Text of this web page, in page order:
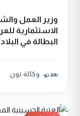
وزير العمل
الاستثمارية
البطالة في البلاد
وكالة نون